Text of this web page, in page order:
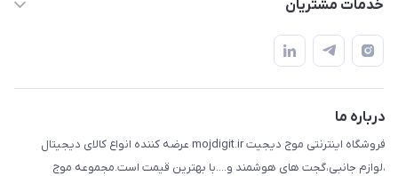
درباره ما
تماس با ما
خدمات مشتریان
قوانین و مقررات
حریم خصوصی
درباره ما
فروشگاه اینترنتی موج دیجیت mojdigit.ir عرضه کننده انواع کالای دیجیتال
،لوازم جانبی،گجت های هوشمند و....با بهترین قیمت است.مجموعه موج